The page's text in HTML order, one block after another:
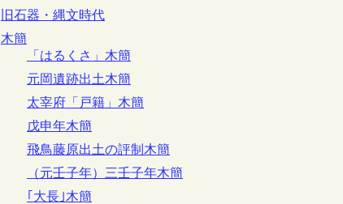
旧石器・縄文時代
木簡
「はるくさ」木簡
元岡遺跡出土木簡
太宰府「戸籍」木簡
戊申年木簡
飛鳥藤原出土の評制木簡
（元壬子年）三壬子年木簡
｢大長｣木簡